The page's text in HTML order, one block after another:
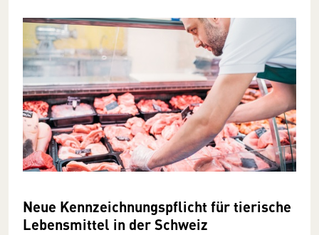
Neue Kennzeichnungspflicht für tierische
Lebensmittel in der Schweiz